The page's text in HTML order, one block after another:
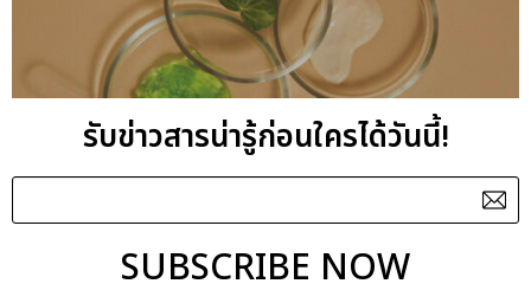
3. ผลิตภัณฑ์สำหรับใช้ที่บ้าน
ธุรกิจสามารถร่วมมือกับผู้เชี่ยวชาญด้านการผลิตน้ำมันหอมระเหยที่มี
สรรพคุณบำบัด เพื่อพัฒนาผลิตภัณฑ์ Retail สำหรับวางจำหน่าย เช่น
Room Sprayปรับสมดุลอารมณ์, Pillow Mistที่มีสรรพคุณช่วยให้
ผ่อนคลาย, Reed Diffuser หรือกลุ่มBody Careเป็นต้นเพื่อให้
ลูกค้าได้รับการบำบัดอย่างต่อเนื่องและสร้างความผูกพันกับแบรนด์
วิธีทำน้ำมันหอมระเหย
รับข่าวสารน่ารู้ก่อนใครได้วันนี้!
SUBSCRIBE NOW